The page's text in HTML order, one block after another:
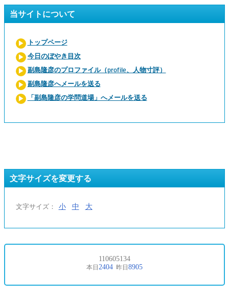
当サイトについて
トップページ
今日のぼやき目次
副島隆彦のプロファイル（profile、人物寸評）
副島隆彦へメールを送る
「副島隆彦の学問道場」へメールを送る
文字サイズを変更する
文字サイズ： 小 中 大